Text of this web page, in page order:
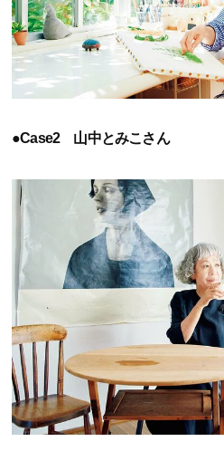
●Case2 山中とみこさん